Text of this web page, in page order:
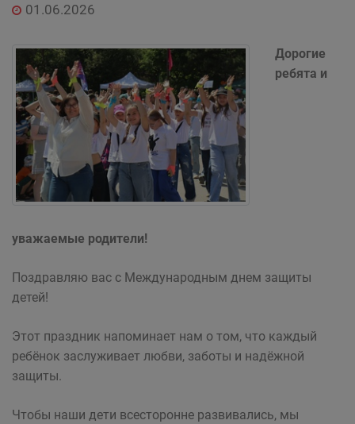
01.06.2026
Дорогие
ребята и
уважаемые родители!
Поздравляю вас с Международным днем защиты
детей!
Этот праздник напоминает нам о том, что каждый
ребёнок заслуживает любви, заботы и надёжной
защиты.
Чтобы наши дети всесторонне развивались, мы